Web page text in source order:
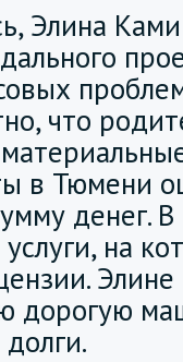
Элина
что
в Тюмени
денег.
на
дорогую